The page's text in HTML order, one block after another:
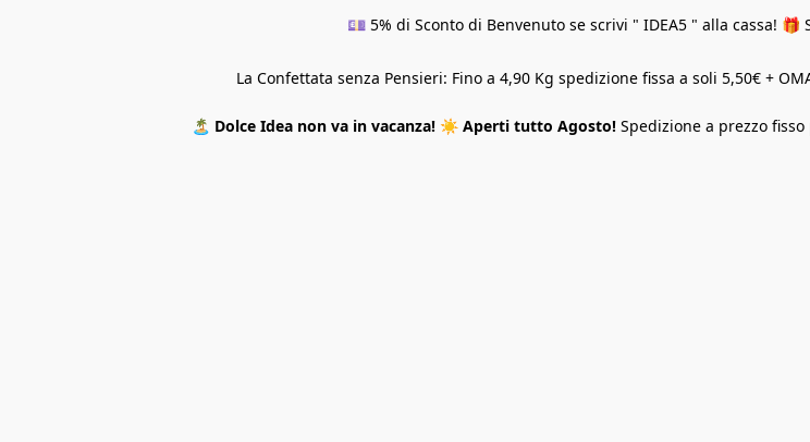
💷 5% di Sconto di Benvenuto se scrivi " IDEA5 " alla cassa!
La Confettata senza Pensieri: Fino a 4,90 Kg spedizione fissa a soli 5,50€ +
🏝️ Dolce Idea non va in vacanza! ☀️ Aperti tutto Agosto! Spedizione a prezzo